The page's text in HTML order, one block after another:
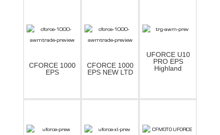
CFORCE 1000
EPS
CFORCE 1000
EPS NEW LTD
UFORCE U10
PRO EPS
Highland